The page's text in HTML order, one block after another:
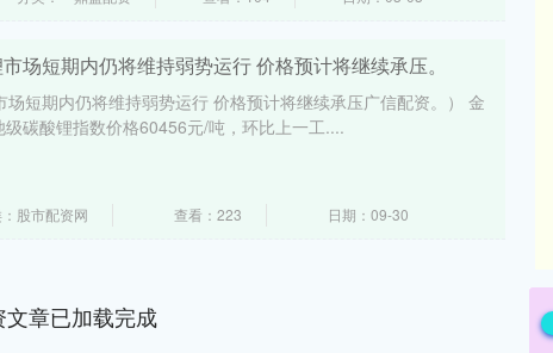
场短期内仍将维持弱势运行 价格预计将继续承压。
场短期内仍将维持弱势运行 价格预计将继续承压广信配资。） 金
碳酸锂指数价格60456元/吨，环比上一工....
股市配资网 查看：223 日期：09-30
章已加载完成